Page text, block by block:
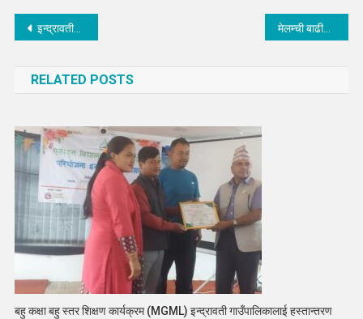
Post
इन्द्रावतीको दोस्रो गाँउ सभाको पाँचौं अधिवेशन सम्पन्न, २ विद्येयक पारीत मेलम्ची बाढीले प्रतिघरधुरी ७० लाख क्षति पुर्‍याएको तथ्याङ्क सार्वजनिक
RELATED POSTS
बहु कक्षा बहु स्तर शिक्षण कार्यक्रम (MGML) इन्द्रावती गाउँपालिकालाई हस्तान्तरण